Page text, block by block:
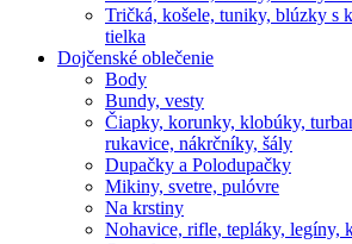
Tričká, košele, tuniky, blúzky s
tielka
Dojčenské oblečenie
Body
Bundy, vesty
Čiapky, korunky, klobúky,
rukavice, nákrčníky, šály
Dupačky a Polodupačky
Mikiny, svetre, pulóvre
Na krstiny
Nohavice, rifle, tepláky, legíny,